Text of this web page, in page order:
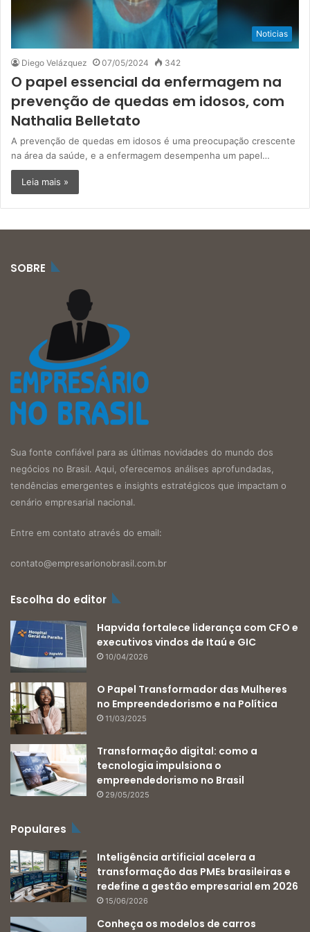
Noticias
Diego Velázquez 07/05/2024 342
O papel essencial da enfermagem na
prevenção de quedas em idosos, com
Nathalia Belletato
A prevenção de quedas em idosos é uma preocupação crescente
na área da saúde, e a enfermagem desempenha um papel…
Leia mais »
SOBRE
Sua fonte confiável para as últimas novidades do mundo dos
negócios no Brasil. Aqui, oferecemos análises aprofundadas,
tendências emergentes e insights estratégicos que impactam o
cenário empresarial nacional.
Entre em contato através do email:
contato@empresarionobrasil.com.br
Escolha do editor
Hapvida fortalece liderança com CFO e
executivos vindos de Itaú e GIC
10/04/2026
O Papel Transformador das Mulheres
no Empreendedorismo e na Política
11/03/2025
Transformação digital: como a
tecnologia impulsiona o
empreendedorismo no Brasil
29/05/2025
Populares
Inteligência artificial acelera a
transformação das PMEs brasileiras e
redefine a gestão empresarial em 2026
15/06/2026
Conheça os modelos de carros